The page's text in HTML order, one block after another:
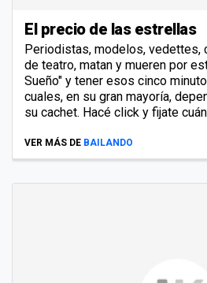
El precio de las estrellas
Periodistas, modelos, vedettes,
de teatro, matan y mueren por
Sueño" y tener esos cinco
cuales, en su gran mayoría,
su cachet. Hacé click y fijate
VER MÁS DE BAILANDO